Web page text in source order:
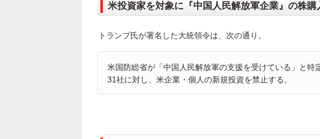
米投資家を対象に『中国人民解放軍企業』の株購
トランプ氏が署名した大統領令は、次の通り。
米国防総省が「中国人民解放軍の支援を受けている」と特
31社に対し、米企業・個人の新規投資を禁止する。